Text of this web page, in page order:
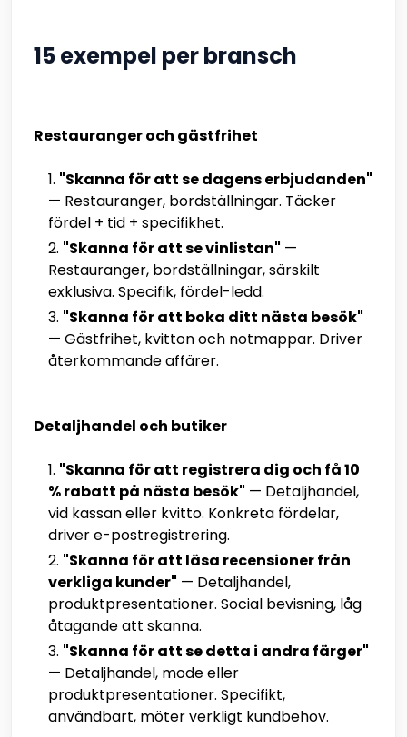
15 exempel per bransch
Restauranger och gästfrihet
"Skanna för att se dagens erbjudanden"
— Restauranger, bordställningar. Täcker
fördel + tid + specifikhet.
"Skanna för att se vinlistan" —
Restauranger, bordställningar, särskilt
exklusiva. Specifik, fördel-ledd.
"Skanna för att boka ditt nästa besök"
— Gästfrihet, kvitton och notmappar. Driver
återkommande affärer.
Detaljhandel och butiker
"Skanna för att registrera dig och få 10
% rabatt på nästa besök" — Detaljhandel,
vid kassan eller kvitto. Konkreta fördelar,
driver e-postregistrering.
"Skanna för att läsa recensioner från
verkliga kunder" — Detaljhandel,
produktpresentationer. Social bevisning, låg
åtagande att skanna.
"Skanna för att se detta i andra färger"
— Detaljhandel, mode eller
produktpresentationer. Specifikt,
användbart, möter verkligt kundbehov.